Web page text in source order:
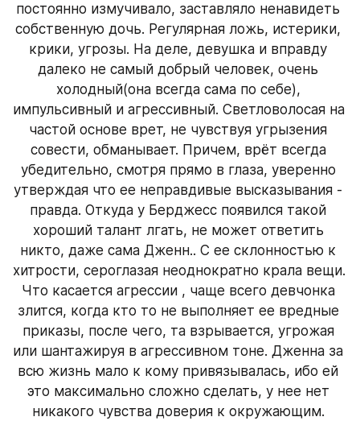
постоянно измучивало, заставляло ненавидеть
собственную дочь. Регулярная ложь, истерики,
крики, угрозы. На деле, девушка и вправду
далеко не самый добрый человек, очень
холодный(она всегда сама по себе),
импульсивный и агрессивный. Светловолосая на
частой основе врет, не чувствуя угрызения
совести, обманывает. Причем, врёт всегда
убедительно, смотря прямо в глаза, уверенно
утверждая что ее неправдивые высказывания -
правда. Откуда у Берджесс появился такой
хороший талант лгать, не может ответить
никто, даже сама Дженн.. С ее склонностью к
хитрости, сероглазая неоднократно крала вещи.
Что касается агрессии , чаще всего девчонка
злится, когда кто то не выполняет ее вредные
приказы, после чего, та взрывается, угрожая
или шантажируя в агрессивном тоне. Дженна за
всю жизнь мало к кому привязывалась, ибо ей
это максимально сложно сделать, у нее нет
никакого чувства доверия к окружающим.